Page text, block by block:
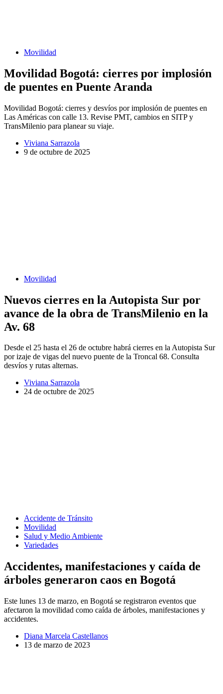
Movilidad
Movilidad Bogotá: cierres por implosión
de puentes en Puente Aranda
Movilidad Bogotá: cierres y desvíos por implosión de puentes en
Las Américas con calle 13. Revise PMT, cambios en SITP y
TransMilenio para planear su viaje.
Viviana Sarrazola
9 de octubre de 2025
Movilidad
Nuevos cierres en la Autopista Sur por
avance de la obra de TransMilenio en la
Av. 68
Desde el 25 hasta el 26 de octubre habrá cierres en la Autopista Sur
por izaje de vigas del nuevo puente de la Troncal 68. Consulta
desvíos y rutas alternas.
Viviana Sarrazola
24 de octubre de 2025
Accidente de Tránsito
Movilidad
Salud y Medio Ambiente
Variedades
Accidentes, manifestaciones y caída de
árboles generaron caos en Bogotá
Este lunes 13 de marzo, en Bogotá se registraron eventos que
afectaron la movilidad como caída de árboles, manifestaciones y
accidentes.
Diana Marcela Castellanos
13 de marzo de 2023